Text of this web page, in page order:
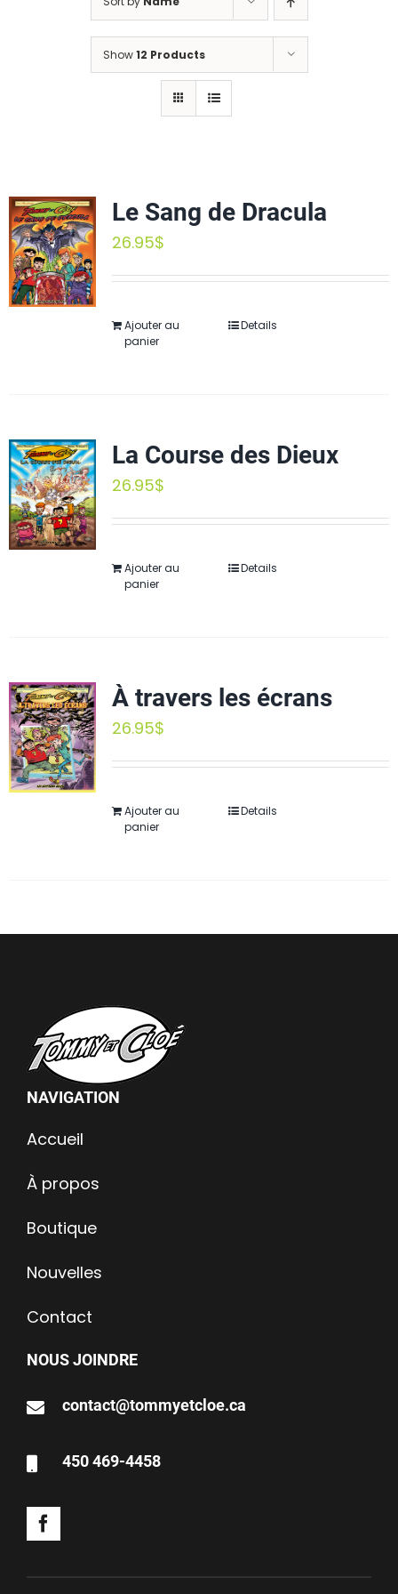
Show12 Products
Le Sang de Dracula
26.95$
Ajouter au
panier
Details
La Course des Dieux
26.95$
Ajouter au
panier
Details
À travers les écrans
26.95$
Ajouter au
panier
Details
NAVIGATION
Accueil
À propos
Boutique
Nouvelles
Contact
NOUS JOINDRE
contact@tommyetcloe.ca
450 469-4458